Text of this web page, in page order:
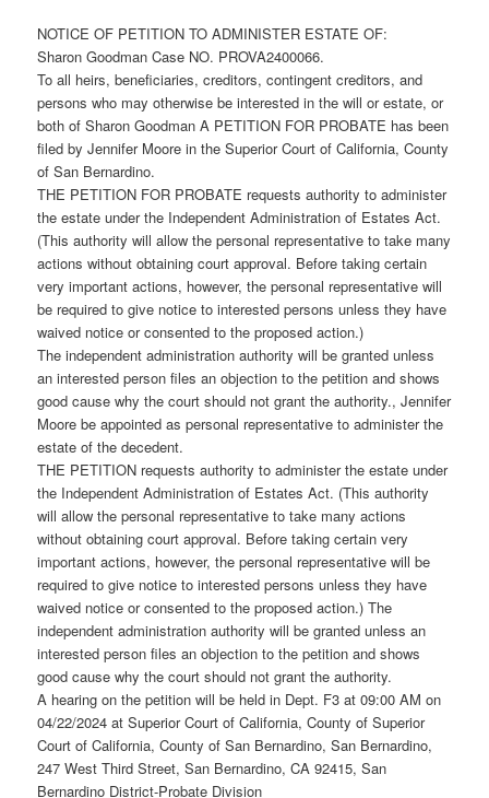
NOTICE OF PETITION TO ADMINISTER ESTATE OF:
Sharon Goodman Case NO. PROVA2400066.
To all heirs, beneficiaries, creditors, contingent creditors, and
persons who may otherwise be interested in the will or estate, or
both of Sharon Goodman A PETITION FOR PROBATE has been
filed by Jennifer Moore in the Superior Court of California, County
of San Bernardino.
THE PETITION FOR PROBATE requests authority to administer
the estate under the Independent Administration of Estates Act.
(This authority will allow the personal representative to take many
actions without obtaining court approval. Before taking certain
very important actions, however, the personal representative will
be required to give notice to interested persons unless they have
waived notice or consented to the proposed action.)
The independent administration authority will be granted unless
an interested person files an objection to the petition and shows
good cause why the court should not grant the authority., Jennifer
Moore be appointed as personal representative to administer the
estate of the decedent.
THE PETITION requests authority to administer the estate under
the Independent Administration of Estates Act. (This authority
will allow the personal representative to take many actions
without obtaining court approval. Before taking certain very
important actions, however, the personal representative will be
required to give notice to interested persons unless they have
waived notice or consented to the proposed action.) The
independent administration authority will be granted unless an
interested person files an objection to the petition and shows
good cause why the court should not grant the authority.
A hearing on the petition will be held in Dept. F3 at 09:00 AM on
04/22/2024 at Superior Court of California, County of Superior
Court of California, County of San Bernardino, San Bernardino,
247 West Third Street, San Bernardino, CA 92415, San
Bernardino District-Probate Division